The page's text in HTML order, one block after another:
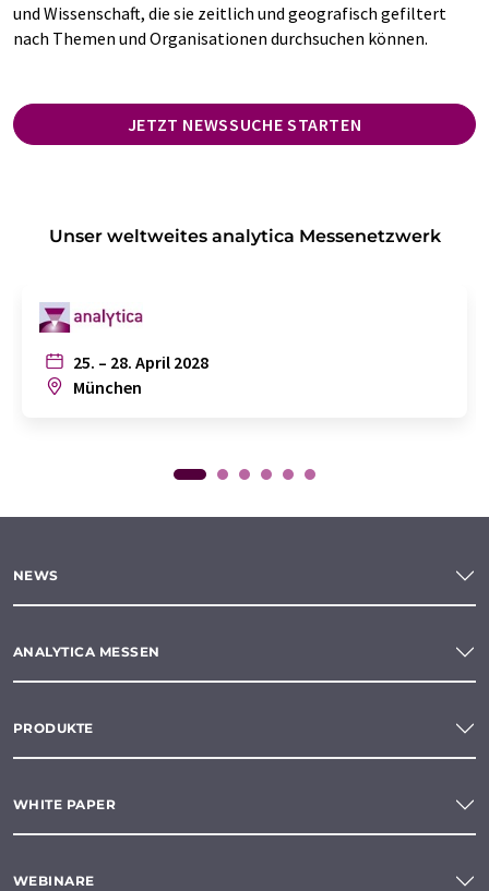
und Wissenschaft, die sie zeitlich und geografisch gefiltert
nach Themen und Organisationen durchsuchen können.
JETZT NEWSSUCHE STARTEN
Unser weltweites analytica Messenetzwerk
25. – 28. April 2028
München
NEWS
ANALYTICA MESSEN
PRODUKTE
WHITE PAPER
WEBINARE